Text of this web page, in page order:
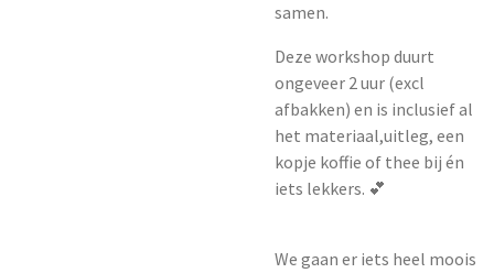
samen.
Deze workshop duurt
ongeveer 2 uur (excl
afbakken) en is inclusief al
het materiaal,uitleg, een
kopje koffie of thee bij én
iets lekkers. 💕
We gaan er iets heel moois